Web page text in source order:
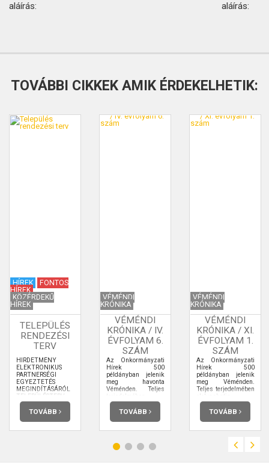
aláírás: aláírás:
TOVÁBBI CIKKEK AMIK ÉRDEKELHETIK:
HÍREK
FONTOS
HÍREK
KÖZÉRDEKŰ
HÍREK
TELEPÜLÉS
RENDEZÉSI
TERV
HIRDETMÉNY
ELEKTRONIKUS
PARTNERSÉGI
EGYEZTETÉS
MEGINDÍTÁSÁRÓL
TELEPÜLÉSTERV
KÉSZÍTÉSÉNEK
TÁRGYÁBAN
TOVÁBB
VÉMÉNDI
KRÓNIKA
VÉMÉNDI
KRÓNIKA / IV.
ÉVFOLYAM 6.
SZÁM
Az Önkormányzati
Hírek 500
példányban jelenik
meg havonta
Véménden. Teljes
terjedelmében
elolvashatja.
TOVÁBB
VÉMÉNDI
KRÓNIKA
VÉMÉNDI
KRÓNIKA / XI.
ÉVFOLYAM 1.
SZÁM
Az Önkormányzati
Hírek 500
példányban jelenik
meg Véménden.
Teljes terjedelmében
elolvashatja.
TOVÁBB